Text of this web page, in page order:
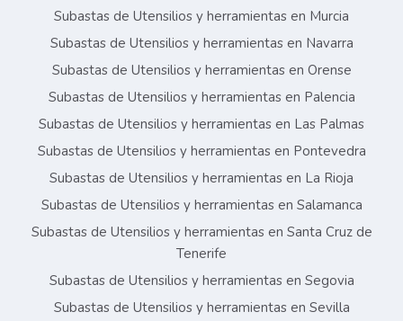
Subastas de Utensilios y herramientas en Murcia
Subastas de Utensilios y herramientas en Navarra
Subastas de Utensilios y herramientas en Orense
Subastas de Utensilios y herramientas en Palencia
Subastas de Utensilios y herramientas en Las Palmas
Subastas de Utensilios y herramientas en Pontevedra
Subastas de Utensilios y herramientas en La Rioja
Subastas de Utensilios y herramientas en Salamanca
Subastas de Utensilios y herramientas en Santa Cruz de
Tenerife
Subastas de Utensilios y herramientas en Segovia
Subastas de Utensilios y herramientas en Sevilla